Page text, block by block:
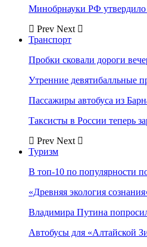
Минобрнауки РФ
Prev Next
Транспорт
Пробки сковали дороги
Утренние девятибалльные
Пассажиры автобуса из
Таксисты в России теперь
Prev Next
Туризм
В топ-10 по популярности
«Древняя экология
Владимира Путина
Автобусы для «Алтайской